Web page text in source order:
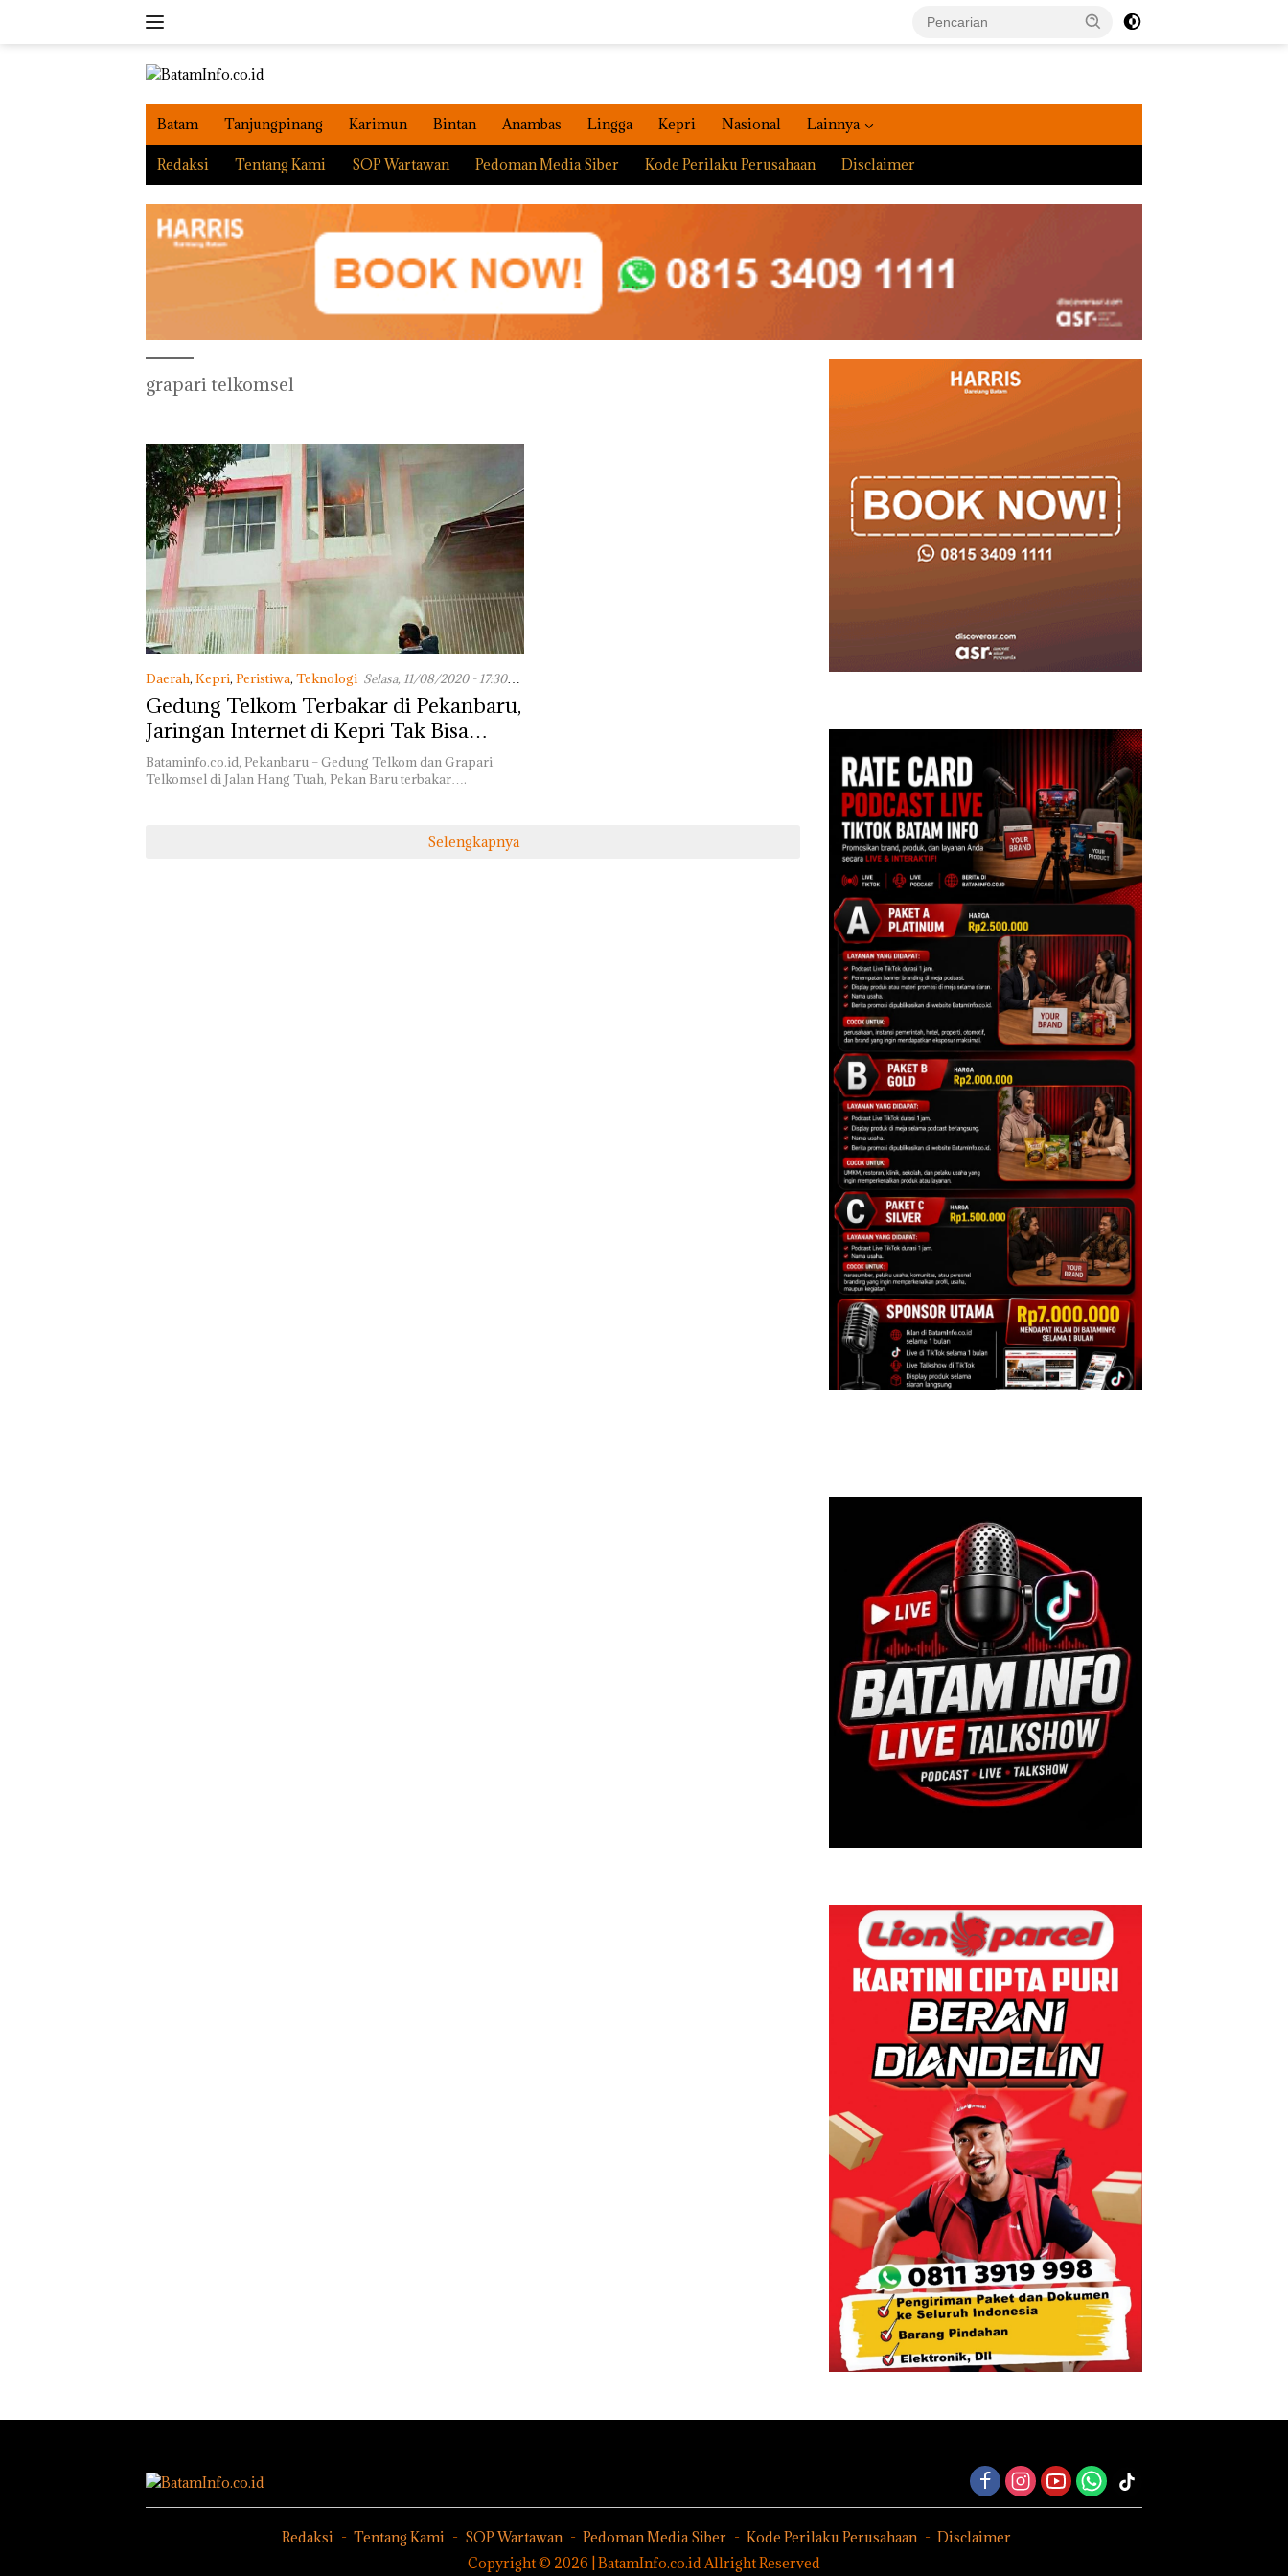
Batam Tanjungpinang Karimun Bintan Anambas Lingga Kepri Nasional Lainnya
Redaksi Tentang Kami SOP Wartawan Pedoman Media Siber Kode Perilaku Perusahaan Disclaimer
grapari telkomsel
Daerah, Kepri, Peristiwa, Teknologi Selasa, 11/08/2020 - 17:30
WIB
Gedung Telkom Terbakar di Pekanbaru,
Jaringan Internet di Kepri Tak Bisa
Diakses
Bataminfo.co.id, Pekanbaru – Gedung Telkom dan Grapari
Telkomsel di Jalan Hang Tuah, Pekan Baru terbakar….
Selengkapnya
Redaksi Tentang Kami SOP Wartawan Pedoman Media Siber Kode Perilaku Perusahaan
Disclaimer
Copyright © 2026 | BatamInfo.co.id Allright Reserved